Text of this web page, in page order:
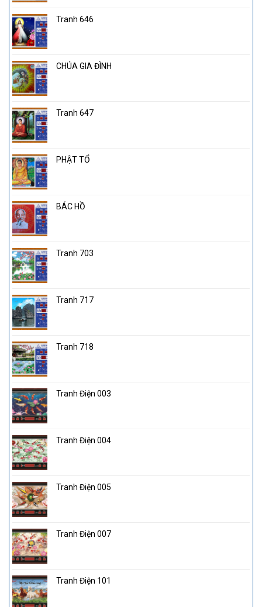
Tranh 646
CHÚA GIA ĐÌNH
Tranh 647
PHẬT TỔ
BÁC HỒ
Tranh 703
Tranh 717
Tranh 718
Tranh Điện 003
Tranh Điện 004
Tranh Điện 005
Tranh Điện 007
Tranh Điện 101